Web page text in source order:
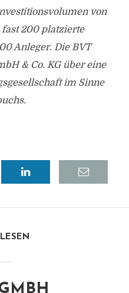
von
200 platzierte
Anleger. Die BVT
& Co. KG über eine
im Sinne